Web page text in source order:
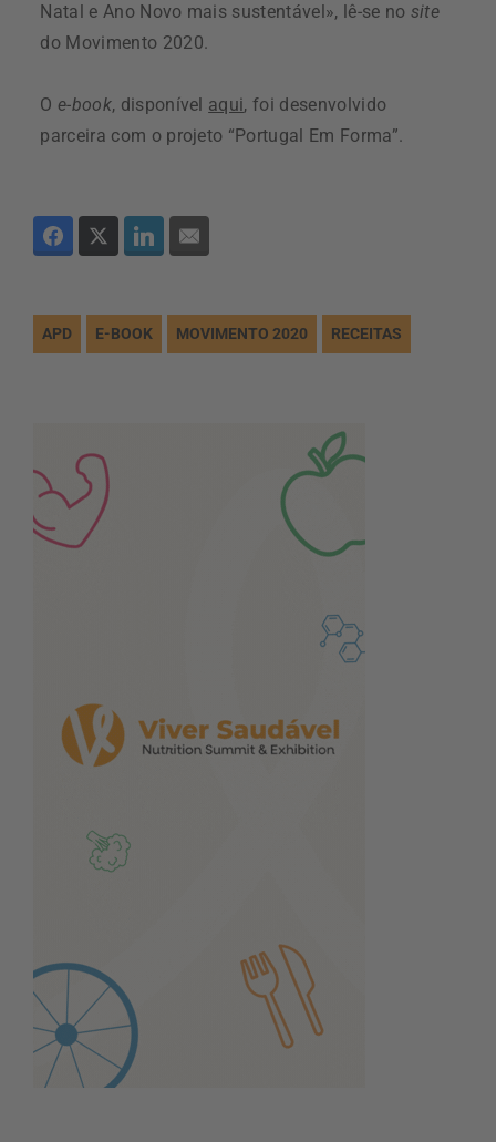
Natal e Ano Novo mais sustentável», lê-se no site
do Movimento 2020.
O e-book, disponível aqui, foi desenvolvido
parceira com o projeto “Portugal Em Forma”.
APD E-BOOK MOVIMENTO 2020 RECEITAS